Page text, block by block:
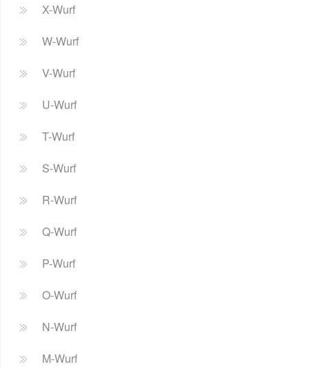
X-Wurf
W-Wurf
V-Wurf
U-Wurf
T-Wurf
S-Wurf
R-Wurf
Q-Wurf
P-Wurf
O-Wurf
N-Wurf
M-Wurf